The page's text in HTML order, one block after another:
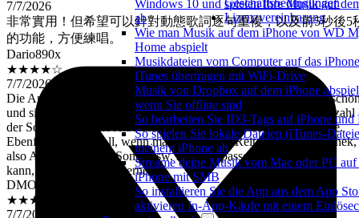
Windows 10 und spielen Ihre Musik auf
ab
Wie man Musik auf dem iPhone von WD
Home abspielt
Musikdateien vom Computer auf das
iTunes übertragen mit WiFi-Drive
Musik von Dropbox auf dem iPhone
wenn Sie offline sind
So bearbeiten Sie ID3-Tags auf iPhone und
So spielen Sie lokale Dateien (iTunes-
meinem iPhone ab
Streame deine Musik vom Mac oder PC auf
iPhone mit SMB
So installieren Sie die App aus dem App
aktivieren In-App-Käufe mit einem
非常實用！但希望可以針對動態歌詞逐句重複，以及前5秒後5
的功能，方便練唱。
Dario890x
★★★★☆
7/7/2026
Die App ist in ihrem Funktionsumfang sehr solide, es wäre aber
und sinnvoll, wenn in der Bibliotheksansicht unter Alben, die Anzahl
der Songs anstatt die Albumlaufzeit unter den Alben stehen würde.
Ebenfalls wäre es toll, wenn man die ganzen Reiter in der Bibliothek,
also Alben, Künstler, Songs usw. selber anpassen und ausblenden
kann, dann gäbe es 5 Sterne.
DMOL9023
★★★★☆
7/7/2026
Geschäftsbedingungen
Lizenzvereinbarung